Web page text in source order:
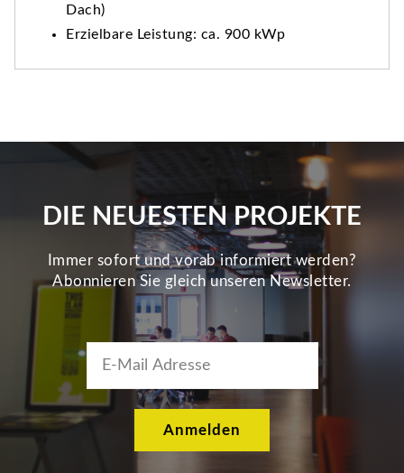
Dach)
Erzielbare Leistung: ca. 900 kWp
DIE NEUESTEN PROJEKTE
Immer sofort und vorab informiert werden?
Abonnieren Sie gleich unseren Newsletter.
Anmelden